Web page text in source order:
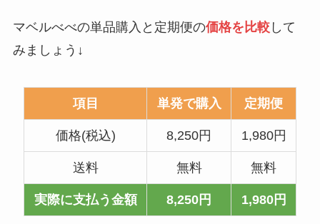
マベルべべの単品購入と定期便の価格を比較して
みましょう↓
項目 単発で購入 定期便
価格(税込) 8,250円 1,980円
送料 無料 無料
実際に支払う金額 8,250円 1,980円